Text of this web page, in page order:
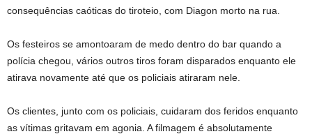
consequências caóticas do tiroteio, com Diagon morto na rua.
Os festeiros se amontoaram de medo dentro do bar quando a
polícia chegou, vários outros tiros foram disparados enquanto ele
atirava novamente até que os policiais atiraram nele.
Os clientes, junto com os policiais, cuidaram dos feridos enquanto
as vítimas gritavam em agonia. A filmagem é absolutamente